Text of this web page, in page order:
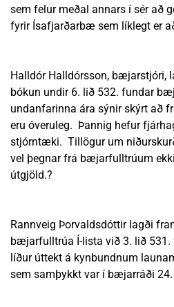
sem felur meðal annars í sér að
fyrir Ísafjarðarbæ sem líklegt er
Halldór Halldórsson, bæjarstjóri,
bókun undir 6. lið 532. fundar
undanfarinna ára sýnir skýrt að
eru óveruleg. Þannig hefur
stjórntæki. Tillögur um
vel þegnar frá bæjarfulltrúum
útgjöld.?
Rannveig Þorvaldsdóttir lagði
bæjarfulltrúa Í-lista við 3. lið
líður úttekt á kynbundnum
sem samþykkt var í bæjarráði 24.